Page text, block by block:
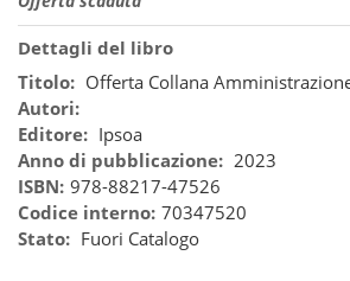
Dettagli del libro
Titolo: Offerta Collana
Autori:
Editore: Ipsoa
Anno di pubblicazione: 2023
ISBN: 978-88217-47526
Codice interno: 70347520
Stato: Fuori Catalogo